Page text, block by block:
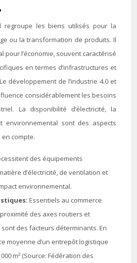
regroupe les biens utilisés pour la
ou la transformation de produits. Il
pour l’économie, souvent caractérisé
en termes d’infrastructures et
développement de l’industrie 4.0 et
considérablement les besoins
La disponibilité d’électricité, la
environnemental sont des aspects
compte.
des équipements
d’électricité, de ventilation et
environnemental.
Essentiels au commerce
des axes routiers et
sont des facteurs déterminants. En
moyenne d’un entrepôt logistique
m² (Source: Fédération des